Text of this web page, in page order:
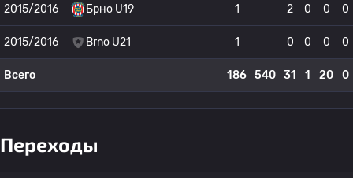
2015/2016 Брно U19 1 2 0 0 0
2015/2016 Brno U21 1 0 0 0 0
Всего 186 540 31 1 20 0
Переходы